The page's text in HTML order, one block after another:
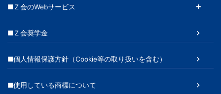
■Ｚ会のWebサービス
■Ｚ会奨学金
■個人情報保護方針（Cookie等の取り扱いを含む）
■使用している商標について